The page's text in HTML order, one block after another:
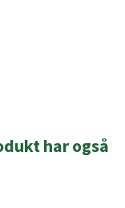
har også